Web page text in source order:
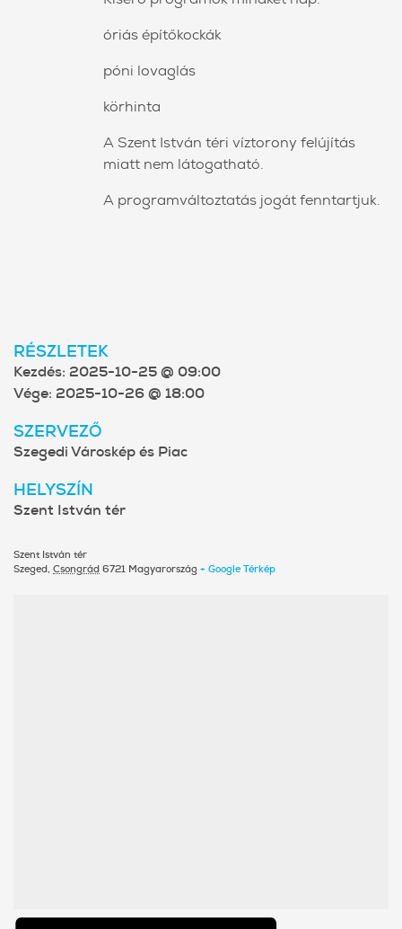
óriás építőkockák
póni lovaglás
körhinta
A Szent István téri víztorony felújítás
miatt nem látogatható.
A programváltoztatás jogát fenntartjuk.
RÉSZLETEK
Kezdés: 2025-10-25 @ 09:00
Vége: 2025-10-26 @ 18:00
SZERVEZŐ
Szegedi Városkép és Piac
HELYSZÍN
Szent István tér
Szent István tér
Szeged, Csongrád 6721 Magyarország + Google Térkép